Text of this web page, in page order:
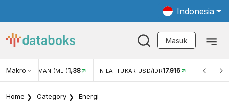
Indonesia
Masuk
Makro
(MEI)1,38 NILAI TUKAR USD/IDR17.916 INFLASI YOY (JUL) 2,88%
Home Category Energi